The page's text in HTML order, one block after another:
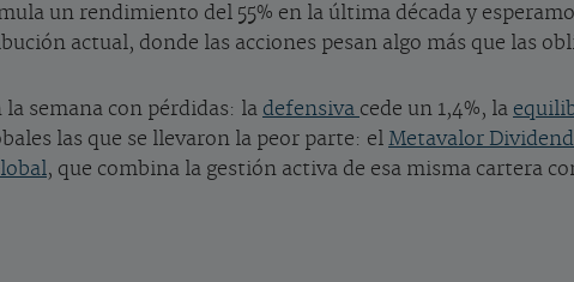
un rendimiento del 55% en la última década y
actual, donde las acciones pesan algo más que las
semana con pérdidas: la defensiva cede un 1,4%, la
las que se llevaron la peor parte: el Metavalor
, que combina la gestión activa de esa misma cartera